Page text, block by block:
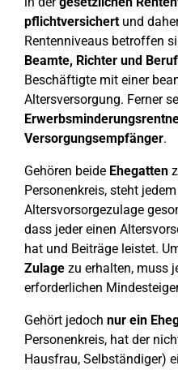
pflichtversichertund
Rentenniveaus betroffen
Beamte, Richter und
Beschäftigte mit einer
Altersversorgung. Ferner
Versorgungsempfänger.
Gehören beide Ehegatten
Personenkreis, steht
Altersvorsorgezulage
dass jeder einen
hat und Beiträge leistet.
Zulage zu erhalten, muss
erforderlichen
Gehört jedoch nur ein
Personenkreis, hat der
Hausfrau, Selbständiger)